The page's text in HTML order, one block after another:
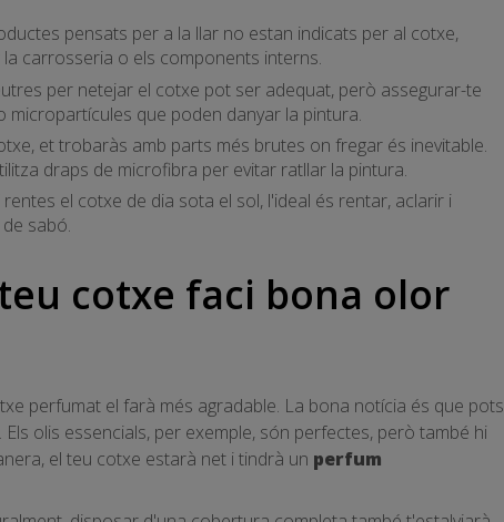
pensats per a la llar no estan indicats per al cotxe,
carrosseria o els components interns.
per netejar el cotxe pot ser adequat, però assegurar-te
que poden danyar la pintura.
et trobaràs amb parts més brutes on fregar és inevitable.
draps de microfibra per evitar ratllar la pintura.
el cotxe de dia sota el sol, l'ideal és rentar, aclarir i
sabó.
cotxe faci bona olor
perfumat el farà més agradable. La bona notícia és que pots
olis essencials, per exemple, són perfectes, però també hi
el teu cotxe estarà net i tindrà un perfum